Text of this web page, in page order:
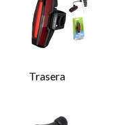
Trasera